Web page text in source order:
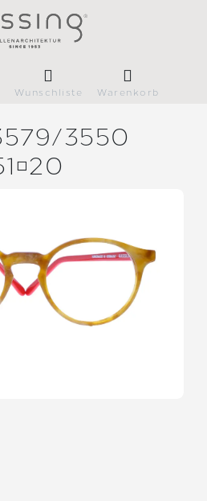
Wunschliste Warenkorb
3550